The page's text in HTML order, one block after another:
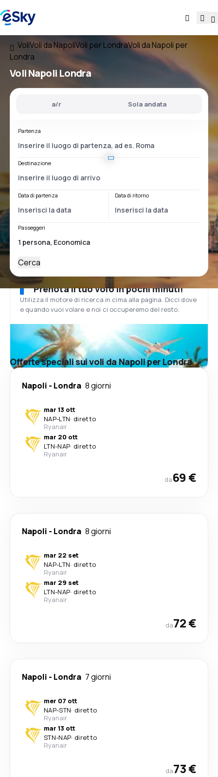
VoliVoli da NapoliVoli per LondraVoli da Napoli per
Londra
VoliNapoli Londra
a/r Sola andata
Partenza
Destinazione
Data di partenza Data di ritorno
Passeggeri
Cerca
Prenota il tuo volo in pochi minuti!
Utilizza il motore di ricerca in cima alla pagina. Dicci dove
e quando vuoi volare e noi ci occuperemo del resto.
Offerte speciali sui voli da Napoli per Londra
Napoli - Londra 8 giorni
mar 13 ott
NAP-LTN· diretto
Ryanair
mar 20 ott
LTN-NAP· diretto
Ryanair
da69 €
Napoli - Londra 8 giorni
mar 22 set
NAP-LTN· diretto
Ryanair
mar 29 set
LTN-NAP· diretto
Ryanair
da72 €
Napoli - Londra 7 giorni
mer 07 ott
NAP-STN· diretto
Ryanair
mar 13 ott
STN-NAP· diretto
Ryanair
da73 €